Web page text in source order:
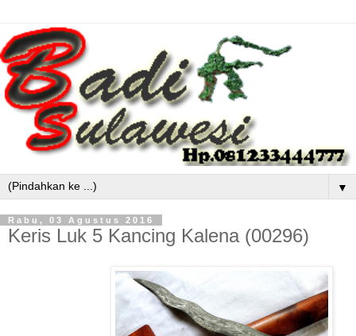
▼
Rabu, 03 Agustus 2016
Keris Luk 5 Kancing Kalena (00296)